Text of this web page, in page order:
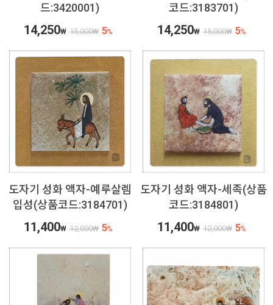
드:3420001)
14,250₩ 15,000₩ 5%
코드:3183701)
14,250₩ 15,000₩ 5%
도자기 성화 액자-예루살렘
입성(상품코드:3184701)
11,400₩ 12,000₩ 5%
도자기 성화 액자-세족(상품
코드:3184801)
11,400₩ 12,000₩ 5%